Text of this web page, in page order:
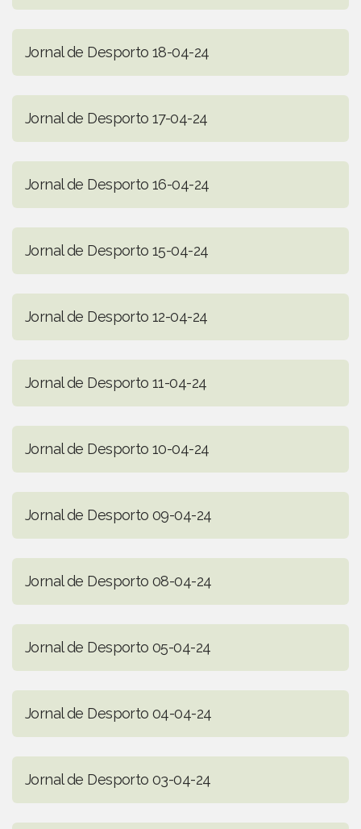
Jornal de Desporto 18-04-24
Jornal de Desporto 17-04-24
Jornal de Desporto 16-04-24
Jornal de Desporto 15-04-24
Jornal de Desporto 12-04-24
Jornal de Desporto 11-04-24
Jornal de Desporto 10-04-24
Jornal de Desporto 09-04-24
Jornal de Desporto 08-04-24
Jornal de Desporto 05-04-24
Jornal de Desporto 04-04-24
Jornal de Desporto 03-04-24